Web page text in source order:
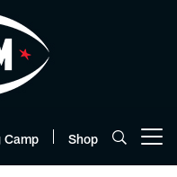
Camp Shop